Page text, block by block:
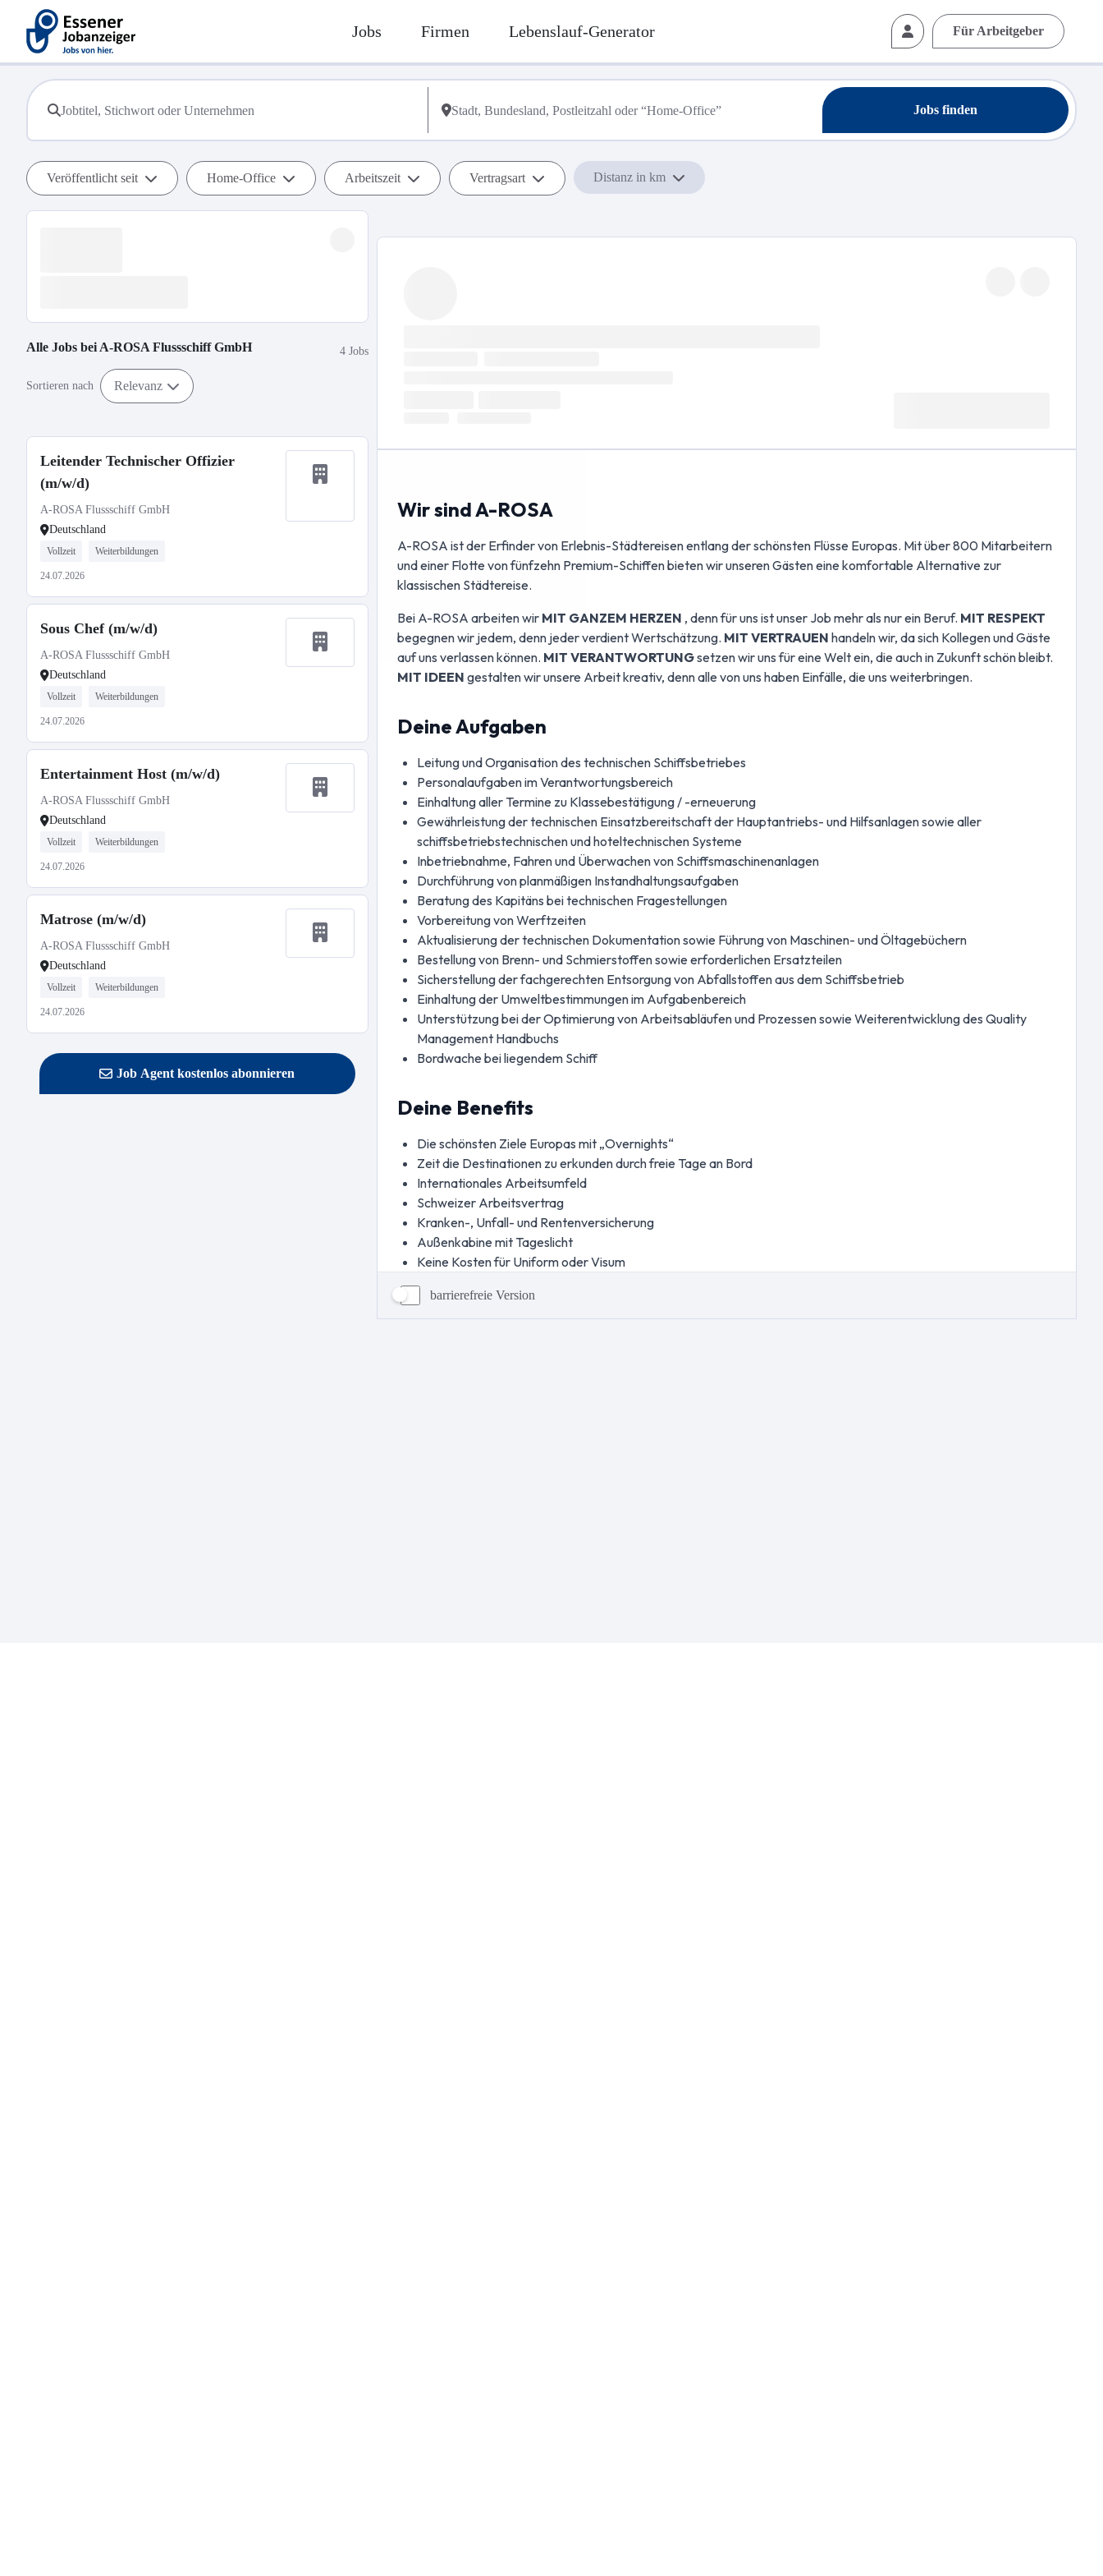
Jobs Firmen Lebenslauf-Generator Für Arbeitgeber
Jobs finden
Veröffentlicht seit Home-Office Arbeitszeit Vertragsart Distanz in km
Alle Jobs bei A-ROSA Flussschiff GmbH 4 Jobs
Sortieren nach Relevanz
Leitender Technischer Offizier
(m/w/d)
A-ROSA Flussschiff GmbH
Deutschland
Vollzeit Weiterbildungen
24.07.2026
Sous Chef (m/w/d)
A-ROSA Flussschiff GmbH
Deutschland
Vollzeit Weiterbildungen
24.07.2026
Entertainment Host (m/w/d)
A-ROSA Flussschiff GmbH
Deutschland
Vollzeit Weiterbildungen
24.07.2026
Matrose (m/w/d)
A-ROSA Flussschiff GmbH
Deutschland
Vollzeit Weiterbildungen
24.07.2026
Job Agent kostenlos abonnieren
barrierefreie Version